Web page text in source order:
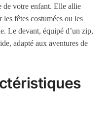
de votre enfant. Elle allie
fêtes costumées ou les
Le devant, équipé d’un zip,
adapté aux aventures de